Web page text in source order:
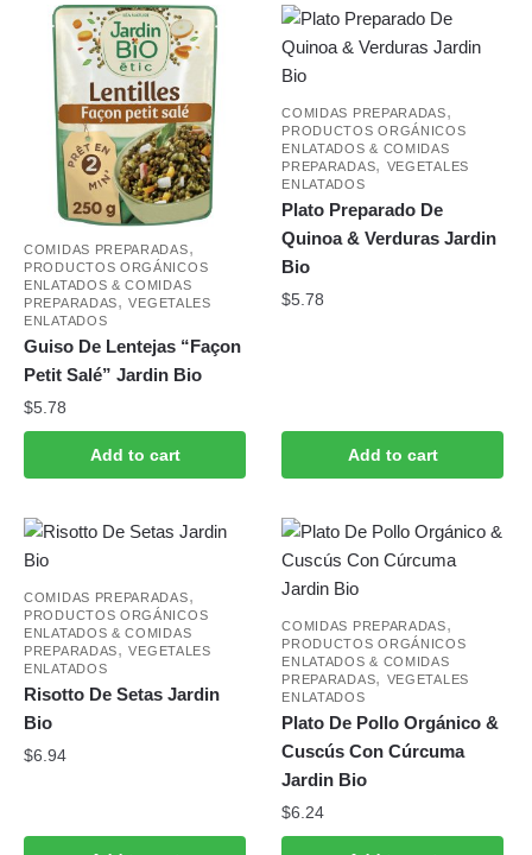
COMIDAS PREPARADAS,
PRODUCTOS ORGÁNICOS
ENLATADOS & COMIDAS
PREPARADAS,VEGETALES
ENLATADOS
Guiso De Lentejas “Façon
Petit Salé” Jardin Bio
$5.78
Add to cart
COMIDAS PREPARADAS,
PRODUCTOS ORGÁNICOS
ENLATADOS & COMIDAS
PREPARADAS, VEGETALES
ENLATADOS
Plato Preparado De
Quinoa & Verduras Jardin
Bio
$5.78
Add to cart
COMIDAS PREPARADAS,
PRODUCTOS ORGÁNICOS
ENLATADOS & COMIDAS
PREPARADAS,VEGETALES
ENLATADOS
Risotto De Setas Jardin
Bio
$6.94
COMIDAS PREPARADAS,
PRODUCTOS ORGÁNICOS
ENLATADOS & COMIDAS
PREPARADAS, VEGETALES
ENLATADOS
Plato De Pollo Orgánico &
Cuscús Con Cúrcuma
Jardin Bio
$6.24